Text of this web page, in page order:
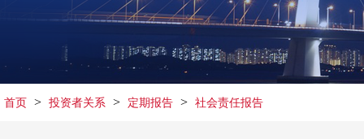
首页 > 投资者关系 > 定期报告 > 社会责任报告